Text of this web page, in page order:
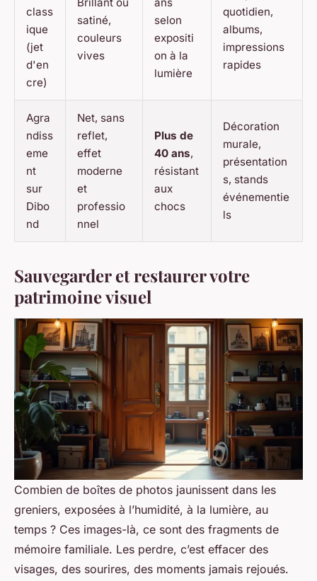
class
ique
(jet
d'en
cre)
satiné,
couleurs
vives
selon
expositi
on à la
lumière
quotidien,
albums,
impressions
rapides
Agra
ndiss
eme
nt
sur
Dibo
nd
Net, sans
reflet,
effet
moderne
et
professio
nnel
Plus de
40 ans,
résistant
aux
chocs
Décoration
murale,
présentation
s, stands
événementie
ls
Sauvegarder et restaurer votre
patrimoine visuel
Combien de boîtes de photos jaunissent dans les
greniers, exposées à l’humidité, à la lumière, au
temps ? Ces images-là, ce sont des fragments de
mémoire familiale. Les perdre, c’est effacer des
visages, des sourires, des moments jamais rejoués.